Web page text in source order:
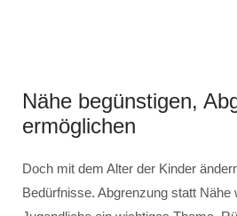
Nähe begünstigen,
ermöglichen
Doch mit dem Alter der Kinder
Bedürfnisse. Abgrenzung statt Nähe